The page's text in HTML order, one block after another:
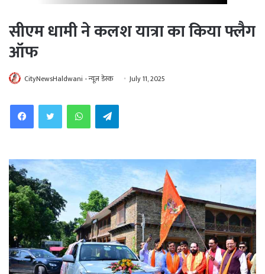
सीएम धामी ने कलश यात्रा का किया फ्लैग
ऑफ
CityNewsHaldwani - न्यूज़ डेस्क July 11, 2025
WhatsAppTelegram